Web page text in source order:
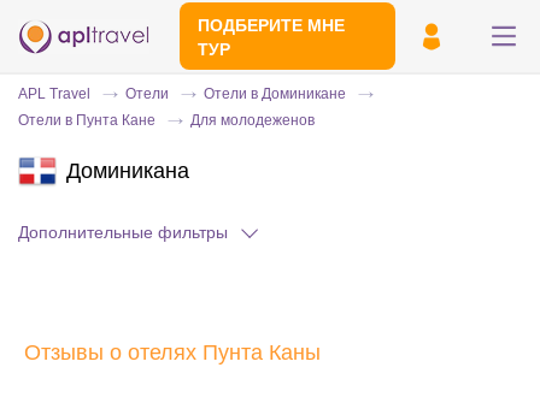
ПОДБЕРИТЕ МНЕ
ТУР
Эксперт свяжется с вами и сделает
APL Travel Отели
Отели в Доминикане
Отели в Пунта Кане
Для молодеженов
Доминикана
Дополнительные фильтры
Отзывы о отелях Пунта Каны